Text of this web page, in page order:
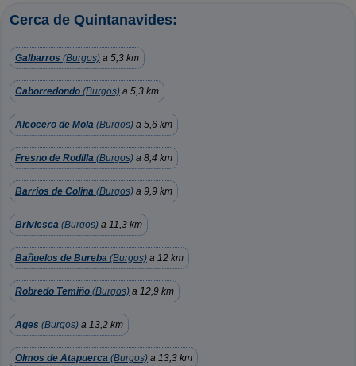
Cerca de Quintanavides:
Galbarros (Burgos) a 5,3 km
Caborredondo (Burgos) a 5,3 km
Alcocero de Mola (Burgos) a 5,6 km
Fresno de Rodilla (Burgos) a 8,4 km
Barrios de Colina (Burgos) a 9,9 km
Briviesca (Burgos) a 11,3 km
Bañuelos de Bureba (Burgos) a 12 km
Robredo Temiño (Burgos) a 12,9 km
Ages (Burgos) a 13,2 km
Olmos de Atapuerca (Burgos) a 13,3 km